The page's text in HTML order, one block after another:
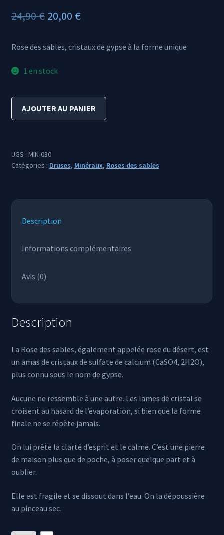
24,90€ Le
initial
était :
20,00 €Le
actuel
Rose des sables, cristaux de gypse à la forme unique
1 en stock
quantité
Sables
AJOUTER AU PANIER
UGS : MIN-030
Catégories : Druses, Minéraux, Roses des sables
Description
Informations complémentaires
Avis (0)
Description
La Rose des sables, également appelée rose du désert, est
un amas de cristaux de sulfate de calcium (CaSO4, 2H2O),
plus connu sous le nom de gypse.
Aucune ne ressemble à une autre. Les lames de cristal se
croisent au hasard de l’évaporation, si bien que la forme
finale ne se répète jamais.
On lui prête la clarté d’esprit et le calme. C’est une pierre
de maison plus que de poche, à poser quelque part et à
oublier.
Elle est fragile et se dissout dans l’eau. On la dépoussière
au pinceau sec.